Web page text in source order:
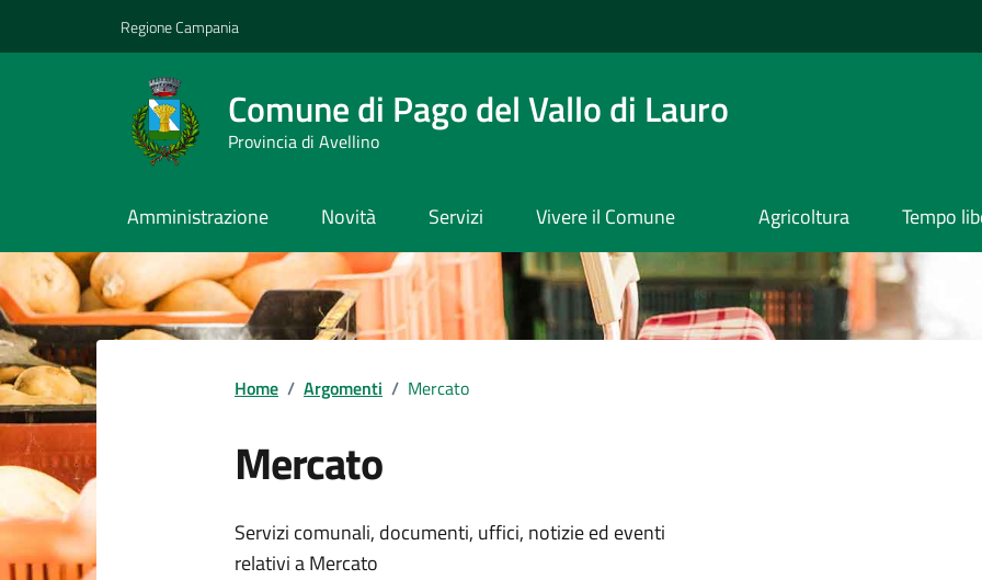
Regione Campania
Comune di Pago del Vallo di Lauro
Provincia di Avellino
Amministrazione Novità Servizi Vivere il Comune Agricoltura Tempo
Home / Argomenti / Mercato
Mercato
Dettagli dell'argomento
Servizi comunali, documenti, uffici, notizie ed eventi
relativi a Mercato